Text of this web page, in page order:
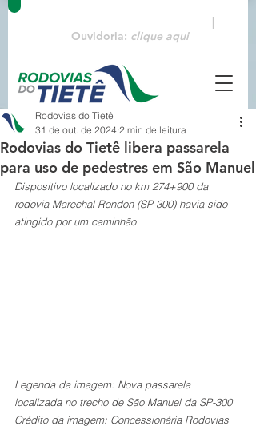
|
Ouvidoria: clique aqui
Rodovias do Tietê libera passarela
para uso de pedestres em São Manuel
Rodovias do Tietê
31 de out. de 2024 2 min de leitura
Dispositivo localizado no km 274+900 da
rodovia Marechal Rondon (SP-300) havia sido
atingido por um caminhão
Legenda da imagem: Nova passarela
localizada no trecho de São Manuel da SP-300
Crédito da imagem: Concessionária Rodovias